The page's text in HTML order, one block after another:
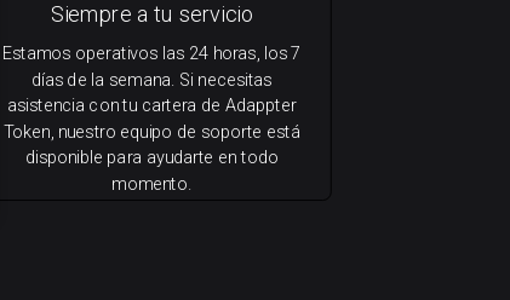
Siempre a tu servicio
Estamos operativos las 24 horas, los 7
días de la semana. Si necesitas
asistencia con tu cartera de Adappter
Token, nuestro equipo de soporte está
disponible para ayudarte en todo
momento.